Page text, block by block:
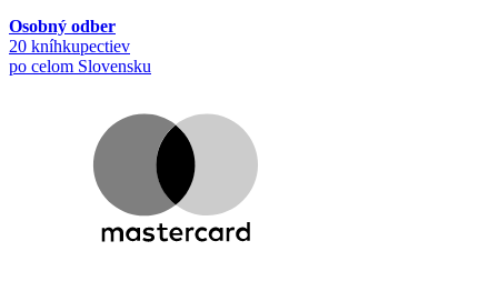
Osobný odber
20 kníhkupectiev
po celom Slovensku